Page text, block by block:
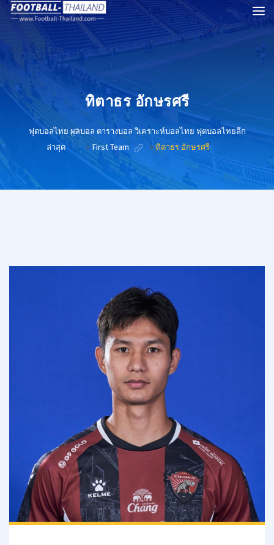
ทิตาธร อักษรศรี
ฟุตบอลไทย ผลบอล ตารางบอล วิเคราะห์บอลไทย ฟุตบอลไทยลีก
ล่าสุด
> First Team >ทิตาธร อักษรศรี